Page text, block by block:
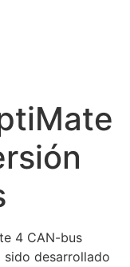
4 CAN-bus
sido desarrollado